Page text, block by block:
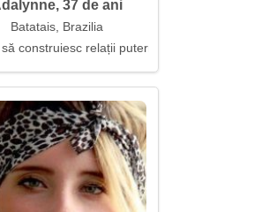
37 de ani
Batatais, Brazilia
construiesc relații puternice